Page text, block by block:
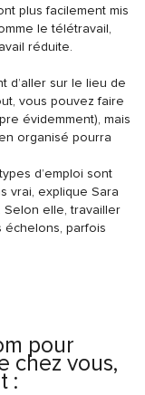
plus facilement mis
le télétravail,
réduite.
d’aller sur le lieu de
vous pouvez faire
évidemment), mais
organisé pourra
d’emploi sont
vrai, explique Sara
Selon elle, travailler
échelons, parfois
pour
chez vous,
: